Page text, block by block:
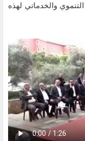
والخدماتي لهذه